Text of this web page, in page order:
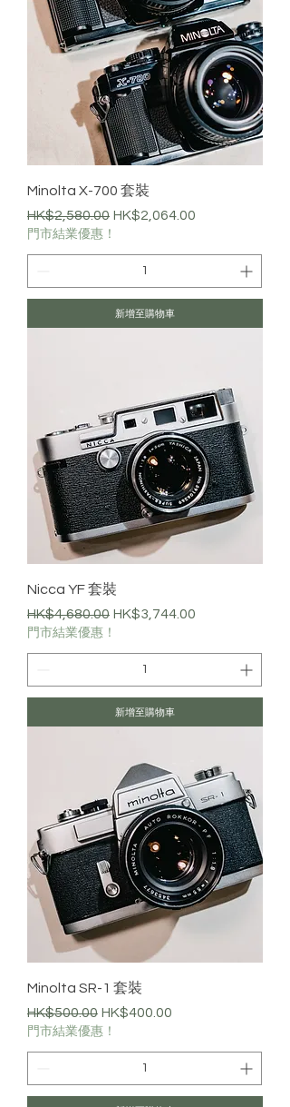
Minolta X-700 套裝
一般價格
HK$2,580.00 促銷價格
HK$2,064.00
門市結業優惠！
新增至購物車
Nicca YF 套裝
一般價格
HK$4,680.00 促銷價格
HK$3,744.00
門市結業優惠！
新增至購物車
Minolta SR-1 套裝
一般價格
HK$500.00 促銷價格
HK$400.00
門市結業優惠！